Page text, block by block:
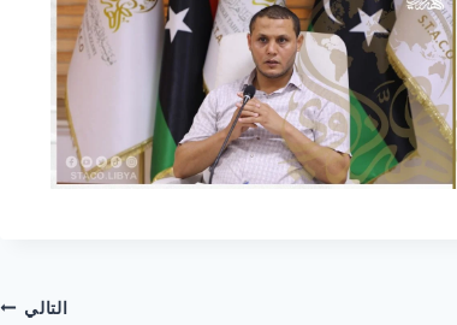
التالي